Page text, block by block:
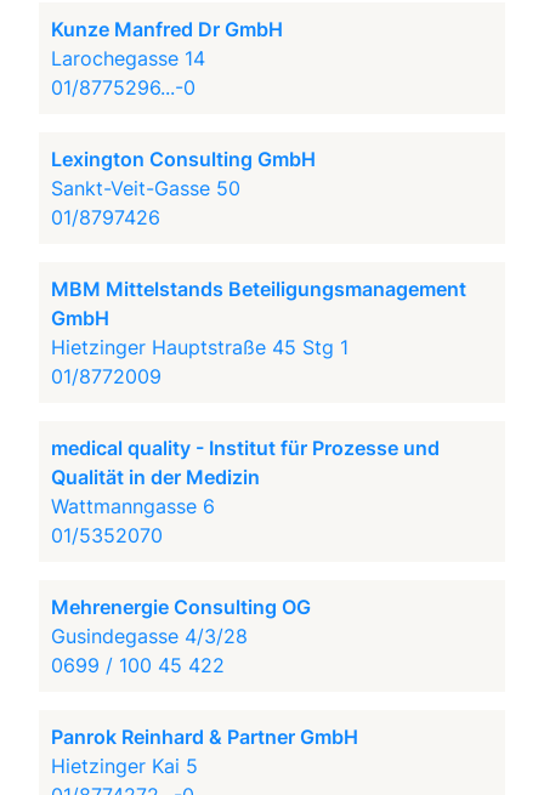
Kunze Manfred Dr GmbH
Larochegasse 14
01/8775296...-0
Lexington Consulting GmbH
Sankt-Veit-Gasse 50
01/8797426
MBM Mittelstands Beteiligungsmanagement
GmbH
Hietzinger Hauptstraße 45 Stg 1
01/8772009
medical quality - Institut für Prozesse und
Qualität in der Medizin
Wattmanngasse 6
01/5352070
Mehrenergie Consulting OG
Gusindegasse 4/3/28
0699 / 100 45 422
Panrok Reinhard & Partner GmbH
Hietzinger Kai 5